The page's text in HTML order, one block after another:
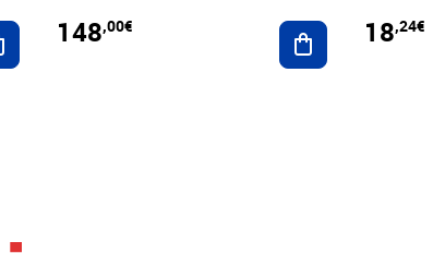
Ajouter au panier
148,00€ Ajouter au
18,24€